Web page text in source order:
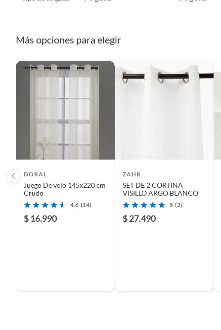
Características
Más opciones para elegir
DORAL
Juego De velo 145x220 cm
Crudo
4.6 (14)
$ 16.990
ZAHR
SET DE 2 CORTINA
VISILLO ARGO BLANCO
5 (2)
$ 27.490